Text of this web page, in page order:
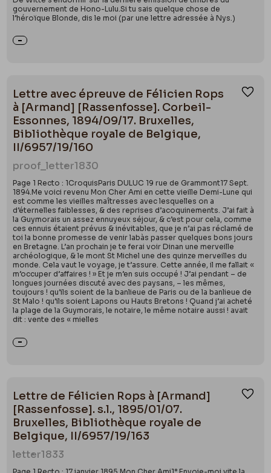
gouvernement de Hono-Lulu.Si tu sais quelque chose de
l’héroïque Blonde, dis le moi (par une lettre adressée à Nys.)
Lettre avec épreuve de Félicien Rops
à [Armand] [Rassenfosse]. Corbeil-
Essonnes, 1894/09/17. Bruxelles,
Bibliothèque royale de Belgique,
II/6957/19/160
proof_letter1830
Page 1 Recto : 1CroquisParis DULUC 19 rue de Grammont17 Sept.
1894.Me voici revenu Mon Cher Ami en cette vieille Demi-Lune qui
est comme les vieilles maîtresses avec lesquelles on a
d’éternelles faiblesses, & des reprises d’acoquinements. J’ai fait à
la Guymorais un assez ennuyeux séjour, & c’est pour cela, comme
ces ennuis étaient prévus & inévitables, que je n’ai pas réclamé de
toi la bonne promesse de venir labàs passer quelques bons jours
en Bretagne. L’an prochain je te ferai voir Dinan une merveille
archéologique, & le mont St Michel une des quinze merveilles du
monde. Cela vaut le voyage, je t’assure. Cette année, il me fallait «
m’occuper d’affaires ! » Et je m’en suis occupé ! J’ai pendant – de
longues journées discuté avec des paysans, – les mêmes,
toujours ! qu’ils soient de la banlieue de Paris ou de la banlieue de
St Malo ! qu’ils soient Lapons ou Hauts Bretons ! Quand j’ai acheté
la plage de la Guymorais, le notaire, le même notaire aussi ! avait
dit : vente des « mielles
Lettre de Félicien Rops à [Armand]
[Rassenfosse]. s.l., 1895/01/07.
Bruxelles, Bibliothèque royale de
Belgique, II/6957/19/163
letter1833